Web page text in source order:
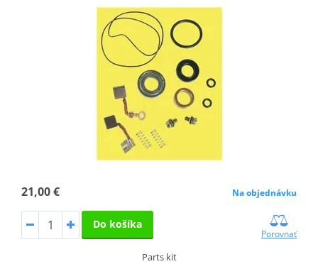
21,00 € Na objednávku
Do košíka
Porovnať
Parts kit